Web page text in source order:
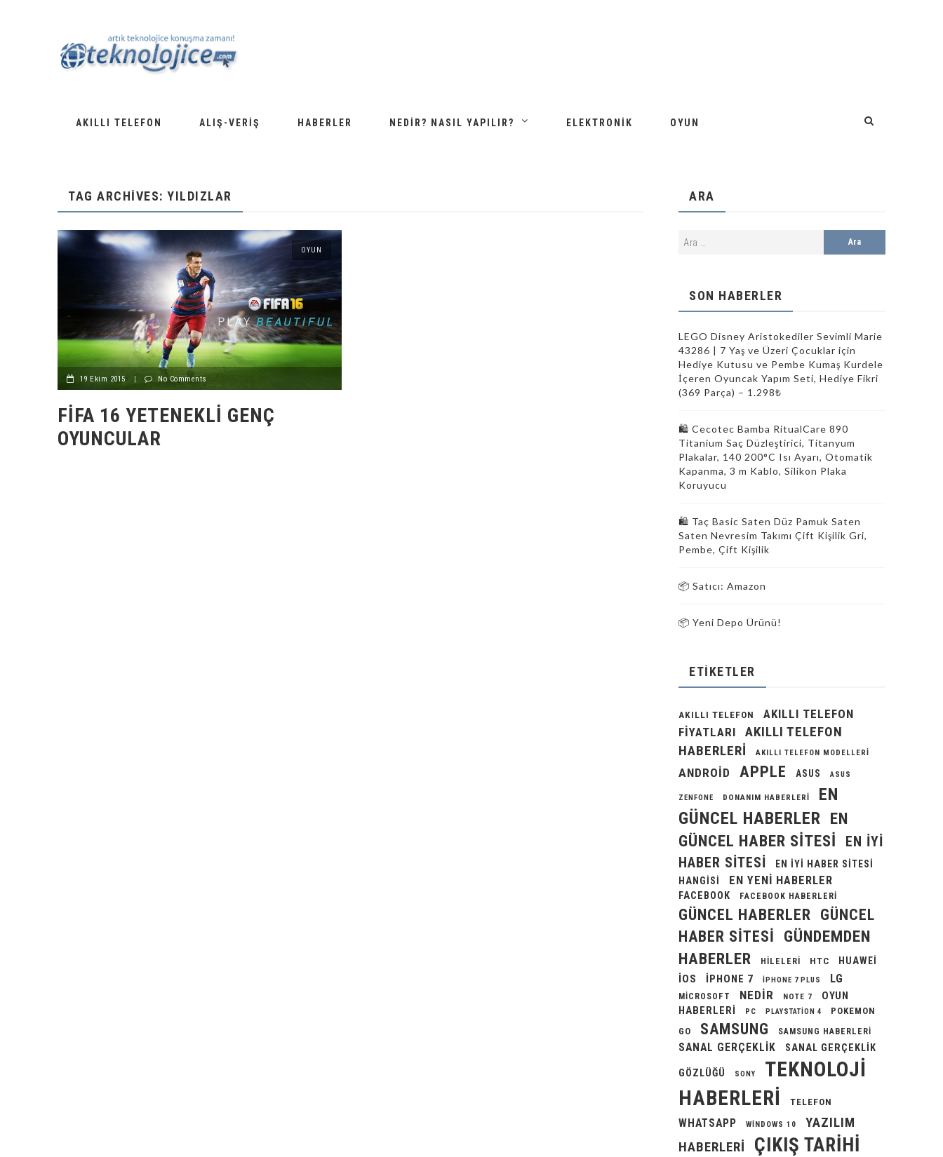
AKILLI TELEFON ALIŞ-VERIŞ HABERLER NEDIR? NASIL YAPILIR? ELEKTRONIK OYUN
TAG ARCHIVES: YILDIZLAR
OYUN
19 Ekim 2015 | No Comments
FIFA 16 YETENEKLI GENÇ
OYUNCULAR
ARA
SON HABERLER
LEGO Disney Aristokediler Sevimli Marie
43286 | 7 Yaş ve Üzeri Çocuklar için
Hediye Kutusu ve Pembe Kumaş Kurdele
İçeren Oyuncak Yapım Seti, Hediye Fikri
(369 Parça) – 1.298₺
🛍️ Cecotec Bamba RitualCare 890
Titanium Saç Düzleştirici, Titanyum
Plakalar, 140 200°C Isı Ayarı, Otomatik
Kapanma, 3 m Kablo, Silikon Plaka
Koruyucu
🛍️ Taç Basic Saten Düz Pamuk Saten
Saten Nevresim Takımı Çift Kişilik Gri,
Pembe, Çift Kişilik
📦 Satıcı: Amazon
📦 Yeni Depo Ürünü!
ETIKETLER
AKILLI TELEFON
AKILLI TELEFON
FIYATLARI
AKILLI TELEFON
HABERLERI
AKILLI TELEFON MODELLERI
ANDROID APPLE ASUS ASUS
ZENFONE DONANIM HABERLERI
EN
GÜNCEL HABERLER EN
GÜNCEL HABER SITESI
EN IYI
HABER SITESI
EN IYI HABER SITESI
HANGISI
EN YENI HABERLER
FACEBOOK FACEBOOK HABERLERI
GÜNCEL HABERLER
GÜNCEL
HABER SITESI
GÜNDEMDEN
HABERLER
HILELERI HTC HUAWEI
IOS IPHONE 7 IPHONE 7 PLUS LG
MICROSOFT NEDIR NOTE 7
OYUN
HABERLERI
PC PLAYSTATION 4
POKEMON
GO
SAMSUNG SAMSUNG HABERLERI
SANAL GERÇEKLIK SANAL GERÇEKLIK
GÖZLÜĞÜ SONY
TEKNOLOJI
HABERLERI
TELEFON
WHATSAPP WINDOWS 10
YAZILIM
HABERLERI
ÇIKIŞ TARIHI